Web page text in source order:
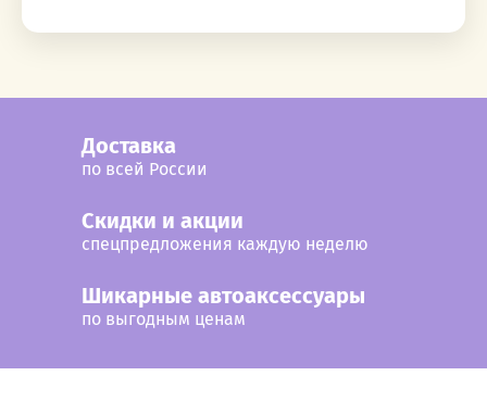
Доставка
по всей России
Cкидки и акции
спецпредложения каждую неделю
Шикарные автоаксессуары
по выгодным ценам